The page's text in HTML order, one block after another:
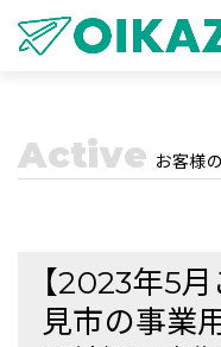
Active お客様
【2023年5
見市の事業